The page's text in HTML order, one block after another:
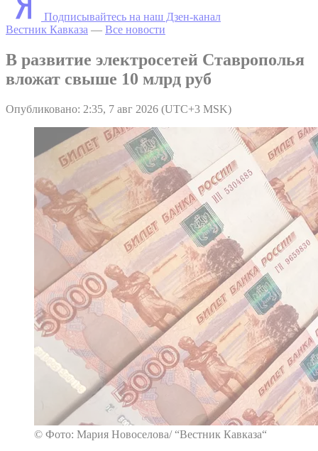
Подписывайтесь на наш Дзен-канал
Вестник Кавказа — Все новости
В развитие электросетей Ставрополья
вложат свыше 10 млрд руб
Опубликовано: 2:35, 7 авг 2026 (UTC+3 MSK)
© Фото: Мария Новоселова/ “Вестник Кавказа“